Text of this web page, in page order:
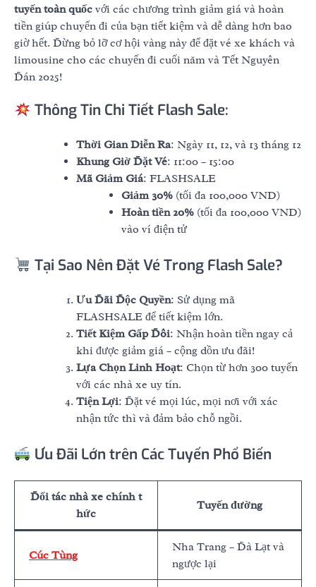
tuyến toàn quốc với các chương trình giảm giá và hoàn
tiền giúp chuyến đi của bạn tiết kiệm và dễ dàng hơn bao
giờ hết. Đừng bỏ lỡ cơ hội vàng này để đặt vé xe khách và
limousine cho các chuyến đi cuối năm và Tết Nguyên
Đán 2025!
Thông Tin Chi Tiết Flash Sale:
Thời Gian Diễn Ra: Ngày 11, 12, và 13 tháng 12
Khung Giờ Đặt Vé: 11:00 – 15:00
Mã Giảm Giá: FLASHSALE
Giảm 30% (tối đa 100,000 VND)
Hoàn tiền 20% (tối đa 100,000 VND)
vào ví điện tử
Tại Sao Nên Đặt Vé Trong Flash Sale?
Ưu Đãi Độc Quyền: Sử dụng mã
FLASHSALE để tiết kiệm lớn.
Tiết Kiệm Gấp Đôi: Nhận hoàn tiền ngay cả
khi được giảm giá – cộng dồn ưu đãi!
Lựa Chọn Linh Hoạt: Chọn từ hơn 300 tuyến
với các nhà xe uy tín.
Tiện Lợi: Đặt vé mọi lúc, mọi nơi với xác
nhận tức thì và đảm bảo chỗ ngồi.
Ưu Đãi Lớn trên Các Tuyến Phổ Biến
Đối tác nhà xe chính t
hức
Tuyến đường
Cúc Tùng
Nha Trang – Đà Lạt và
ngược lại